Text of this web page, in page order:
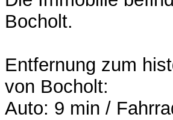
Bocholt.
Entfernung zum
von Bocholt:
Auto: 9 min /